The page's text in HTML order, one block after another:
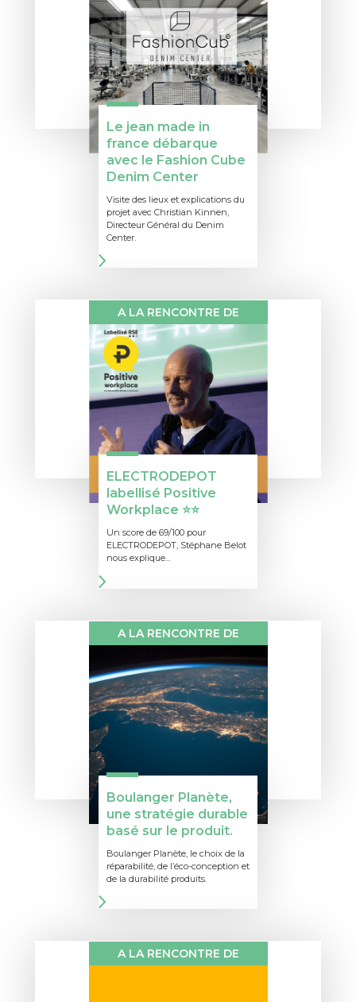
Le jean made in
france débarque
avec le Fashion Cube
Denim Center
Visite des lieux et explications du
projet avec Christian Kinnen,
Directeur Général du Denim
Center.
A LA RENCONTRE DE
ELECTRODEPOT
labellisé Positive
Workplace ⭐⭐
Un score de 69/100 pour
ELECTRODEPOT, Stéphane Belot
nous explique...
A LA RENCONTRE DE
Boulanger Planète,
une stratégie durable
basé sur le produit.
Boulanger Planète, le choix de la
réparabilité, de l’éco-conception et
de la durabilité produits.
A LA RENCONTRE DE